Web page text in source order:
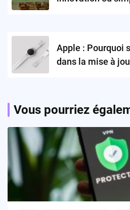
Apple : Pourquoi
dans la mise à
Vous pourriez